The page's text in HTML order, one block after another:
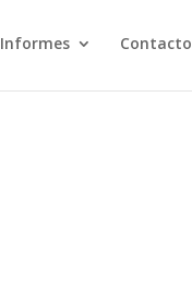
Informes Contacto